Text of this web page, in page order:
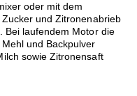
oder mit dem
und Zitronenabrieb
Bei laufendem Motor die
und Backpulver
sowie Zitronensaft